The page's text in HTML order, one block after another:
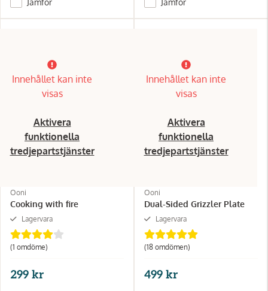
Innehållet kan inte
visas
Aktivera
funktionella
tredjepartstjänster
Ooni
Cooking with fire
Lagervara
(1 omdöme)
299 kr
Innehållet kan inte
visas
Aktivera
funktionella
tredjepartstjänster
Ooni
Dual-Sided Grizzler Plate
Lagervara
(18 omdömen)
499 kr